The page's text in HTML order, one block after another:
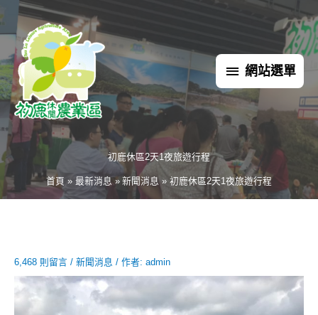
至
要
容
站
選
單
網站選單
初鹿休區2天1夜旅遊行程
首頁 最新消息 新聞消息 初鹿休區2天1夜旅遊行程
6,468 則留言 / 新聞消息 / 作者: admin